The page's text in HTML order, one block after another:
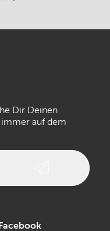
Dir Deinen
auf dem